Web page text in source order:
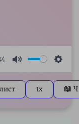
Mute
1x 📖